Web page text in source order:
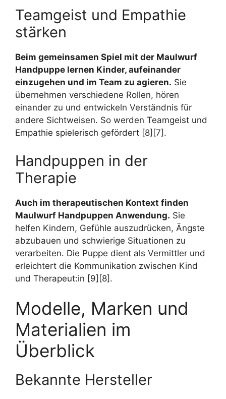
Teamgeist und Empathie
stärken
Beim gemeinsamen Spiel mit der Maulwurf
Handpuppe lernen Kinder, aufeinander
einzugehen und im Team zu agieren. Sie
übernehmen verschiedene Rollen, hören
einander zu und entwickeln Verständnis für
andere Sichtweisen. So werden Teamgeist und
Empathie spielerisch gefördert [8][7].
Handpuppen in der
Therapie
Auch im therapeutischen Kontext finden
Maulwurf Handpuppen Anwendung. Sie
helfen Kindern, Gefühle auszudrücken, Ängste
abzubauen und schwierige Situationen zu
verarbeiten. Die Puppe dient als Vermittler und
erleichtert die Kommunikation zwischen Kind
und Therapeut:in [9][8].
Modelle, Marken und
Materialien im
Überblick
Bekannte Hersteller